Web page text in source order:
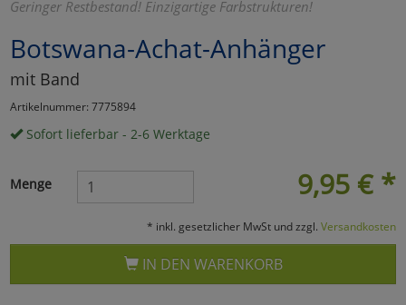
Geringer Restbestand! Einzigartige Farbstrukturen!
Botswana-Achat-Anhänger
mit Band
Artikelnummer: 7775894
Sofort lieferbar - 2-6 Werktage
9,95 € *
Menge
* inkl. gesetzlicher MwSt und zzgl. Versandkosten
IN DEN WARENKORB
Umfragetools
zurückzu Haupptseite